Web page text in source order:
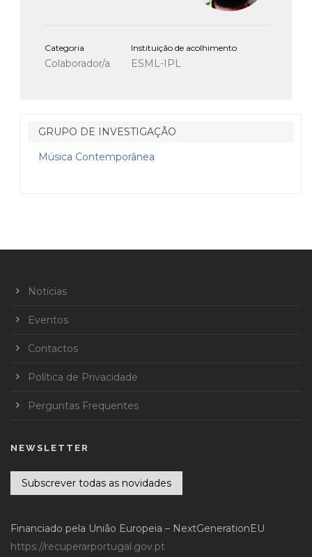
Categoria
Colaborador/a
Instituição de acolhimento
ESML-IPL
GRUPO DE INVESTIGAÇÃO
Música Contemporânea
Notícias
Eventos
Contactos
Política de Privacidade
Perguntas Frequentes
NEWSLETTER
Subscrever todas as novidades
Financiado pela União Europeia – NextGenerationEU
https://recuperarportugal.gov.pt